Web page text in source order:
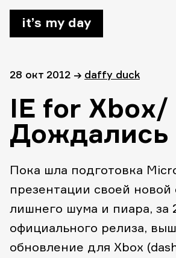
it’s my day
28 окт 2012 → daffy duck
IE for Xbox/
Дождались
Пока шла подготовка
презентации своей новой
лишнего шума и пиара, за
официального релиза,
обновление для Xbox